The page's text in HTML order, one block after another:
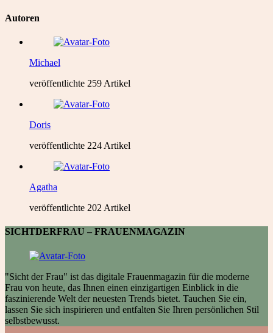
Autoren
Michael
veröffentlichte 259 Artikel
Doris
veröffentlichte 224 Artikel
Agatha
veröffentlichte 202 Artikel
SICHTDERFRAU – FRAUENMAGAZIN
"Sicht der Frau" ist das digitale Frauenmagazin für die moderne
Frau von heute, das Ihnen einen einzigartigen Einblick in die
faszinierende Welt der neuesten Trends bietet. Tauchen Sie ein,
lassen Sie sich inspirieren und entfalten Sie Ihren persönlichen Stil
selbstbewusst.